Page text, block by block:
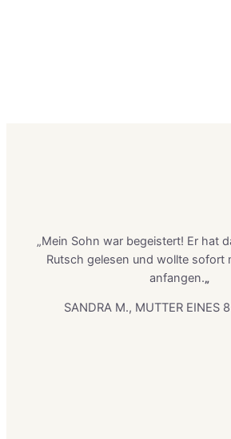
„Mein Sohn war begeistert! Er hat
Rutsch gelesen und wollte sofort
anfangen.„
SANDRA M., MUTTER EINES